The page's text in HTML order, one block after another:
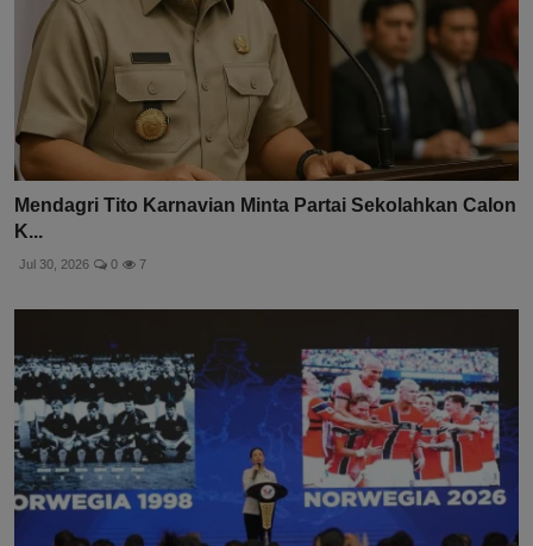
Mendagri Tito Karnavian Minta Partai Sekolahkan Calon
K...
Jul 30, 2026 0 7